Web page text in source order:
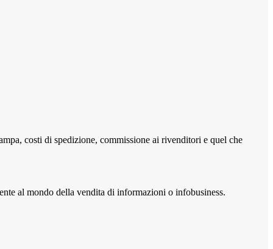
costi di spedizione, commissione ai rivenditori e quel che
al mondo della vendita di informazioni o infobusiness.